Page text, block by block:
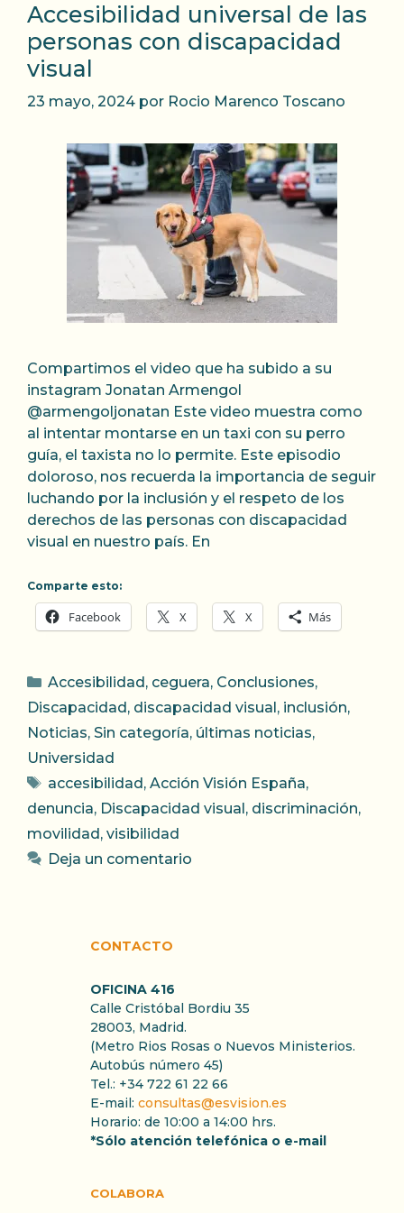
Accesibilidad universal de las
personas con discapacidad
visual
23 mayo, 2024 por Rocio Marenco Toscano
Compartimos el video que ha subido a su
instagram Jonatan Armengol
@armengoljonatan Este video muestra como
al intentar montarse en un taxi con su perro
guía, el taxista no lo permite. Este episodio
doloroso, nos recuerda la importancia de seguir
luchando por la inclusión y el respeto de los
derechos de las personas con discapacidad
visual en nuestro país. En
Comparte esto:
Facebook X X Más
Categorías
Accesibilidad , ceguera, Conclusiones,
Discapacidad , discapacidad visual , inclusión,
Noticias, Sin categoría, últimas noticias,
Universidad
Etiquetas
accesibilidad , Acción Visión España,
denuncia, Discapacidad visual , discriminación,
movilidad , visibilidad
Deja un comentario
CONTACTO
OFICINA 416
Calle Cristóbal Bordiu 35
28003, Madrid.
(Metro Rios Rosas o Nuevos Ministerios.
Autobús número 45)
Tel.: +34 722 61 22 66
E-mail: consultas@esvision.es
Horario: de 10:00 a 14:00 hrs.
*Sólo atención telefónica o e-mail
COLABORA